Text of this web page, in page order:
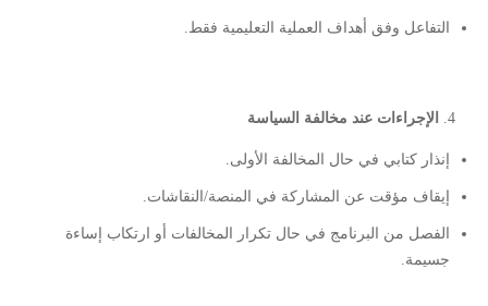
التفاعل وفق أهداف العملية التعليمية فقط.
الإجراءات عند مخالفة السياسة
إنذار كتابي في حال المخالفة الأولى.
إيقاف مؤقت عن المشاركة في المنصة/النقاشات.
الفصل من البرنامج في حال تكرار المخالفات أو ارتكاب إساءة
جسيمة.